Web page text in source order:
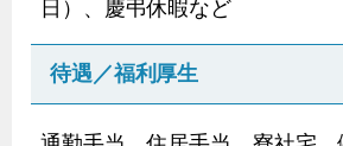
待遇／福利厚生